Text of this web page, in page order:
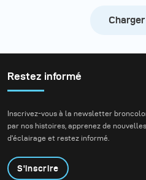
Restez informé
Inscrivez-vous à la newsletter
par nos histoires, apprenez de
d'éclairage et restez informé.
S'inscrire